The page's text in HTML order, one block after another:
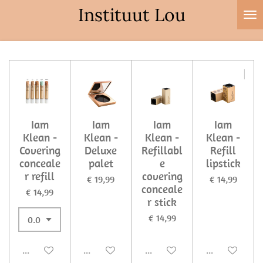
de
Instituut Lou
Iam
Klean -
Covering
conceale
r refill
€ 14,99
Uitgeschakeld
Iam
Klean -
Deluxe
palet
€ 19,99
Uitgeschakeld
Iam
Klean -
Refillabl
e
covering
conceale
r stick
€ 14,99
Uitgeschakeld
Iam
Klean -
Refill
lipstick
€ 14,99